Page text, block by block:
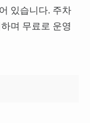
있습니다. 주차
며 무료로 운영